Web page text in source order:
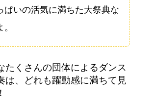
ぱいの活気に満ちた大祭典な
たくさんの団体によるダンス
は、どれも躍動感に満ちて見